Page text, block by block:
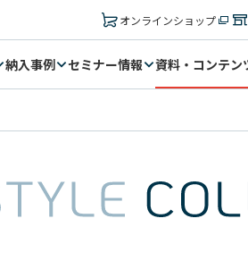
納入事例 セミナー情報 資料・コンテン
オンラインショップ